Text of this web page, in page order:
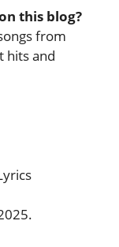
this blog?
from
hits and